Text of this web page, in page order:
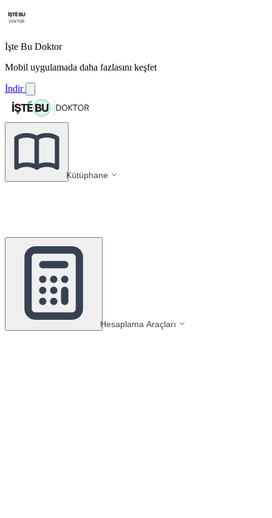
İşte Bu Doktor
Mobil uygulamada daha fazlasını keşfet
İndir
Kütüphane
Hesaplama Araçları